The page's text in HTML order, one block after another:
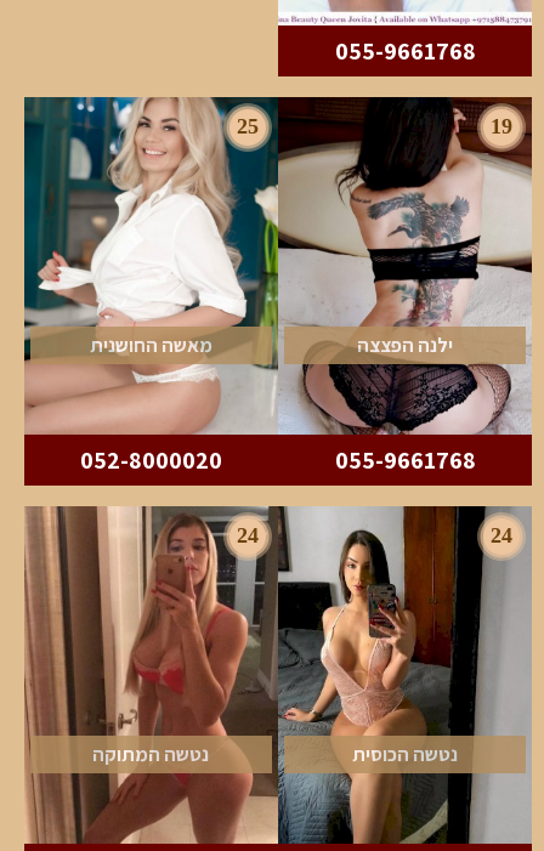
055-9661768
19
ילנה הפצצה
055-9661768
25
מאשה החושנית
052-8000020
24
נטשה הכוסית
24
נטשה המתוקה